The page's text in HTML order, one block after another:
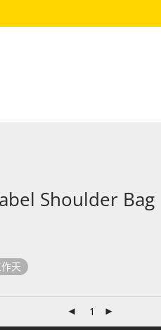
Shoulder Bag
天